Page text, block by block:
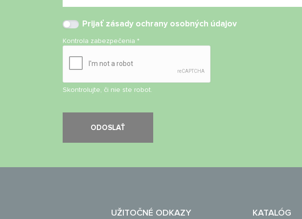
Prijať zásady ochrany osobných údajov
Kontrola zabezpečenia*
Skontrolujte, či nie ste robot.
UŽITOČNÉ ODKAZY KATALÓG